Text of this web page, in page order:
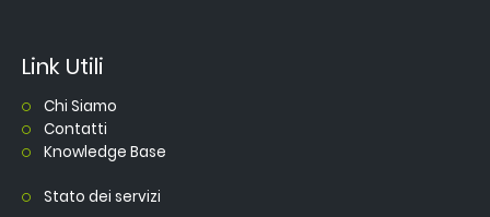
Link Utili
Chi Siamo
Contatti
Knowledge Base
Stato dei servizi